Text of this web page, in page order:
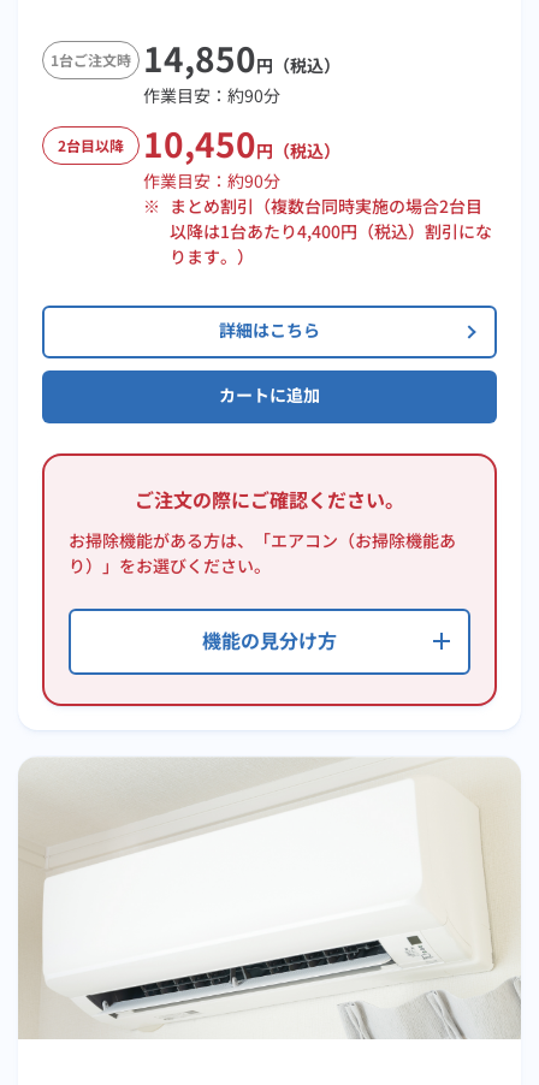
1台ご注文時 14,850円（税込）
作業目安： 約90分
2台目以降 10,450円（税込）
作業目安： 約90分
※ まとめ割引（複数台同時実施の場合2台目
以降は1台あたり4,400円（税込）割引にな
ります。）
詳細はこちら
カートに追加
ご注文の際にご確認ください。
お掃除機能がある方は、「エアコン（お掃除機能あ
り）」をお選びください。
機能の見分け方